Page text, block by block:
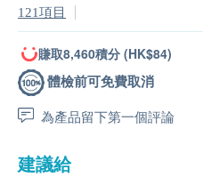
121項目
賺取8,460積分 (HK$84)
體檢前可免費取消
為產品留下第一個評論
建議給